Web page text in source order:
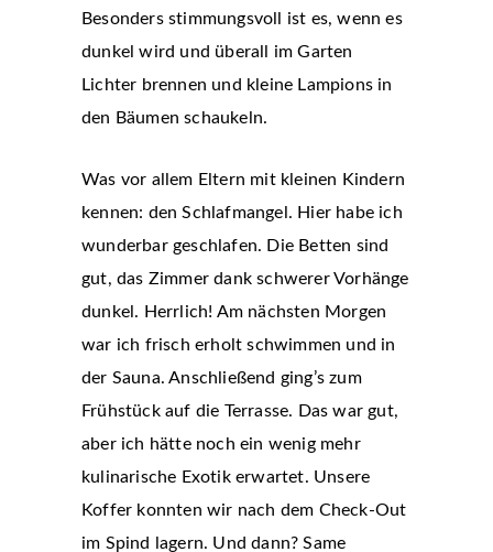
Besonders stimmungsvoll ist es, wenn es
dunkel wird und überall im Garten
Lichter brennen und kleine Lampions in
den Bäumen schaukeln.
Was vor allem Eltern mit kleinen Kindern
kennen: den Schlafmangel. Hier habe ich
wunderbar geschlafen. Die Betten sind
gut, das Zimmer dank schwerer Vorhänge
dunkel. Herrlich! Am nächsten Morgen
war ich frisch erholt schwimmen und in
der Sauna. Anschließend ging’s zum
Frühstück auf die Terrasse. Das war gut,
aber ich hätte noch ein wenig mehr
kulinarische Exotik erwartet. Unsere
Koffer konnten wir nach dem Check-Out
im Spind lagern. Und dann? Same